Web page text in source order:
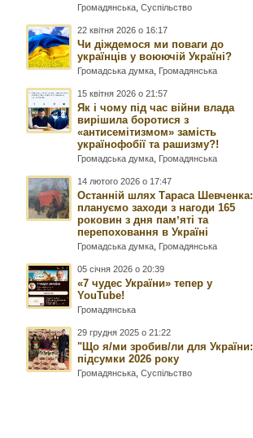
Громадянська ,Суспільство
22 квітня 2026 о 16:17
Чи діждемося ми поваги до
українців у воюючій Україні?
Громадська думка Громадянська
15 квітня 2026 о 21:57
Як і чому під час війни влада
вирішила боротися з
«антисемітизмом» замість
українофобії та рашизму?!
Громадська думка Громадянська
14 лютого 2026 о 17:47
Останній шлях Тараса Шевченка:
плануємо заходи з нагоди 165
роковин з дня памʼяті та
перепоховання в Україні
Громадська думка Громадянська
05 січня 2026 о 20:39
«7 чудес України» тепер у
YouTube!
Громадянська
29 грудня 2025 о 21:22
"Що я/ми зробив/ли для України:
підсумки 2026 року
Громадянська ,Суспільство